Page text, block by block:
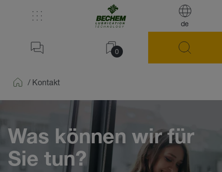
de
0
/ Kontakt
Was können wir für
Sie tun?